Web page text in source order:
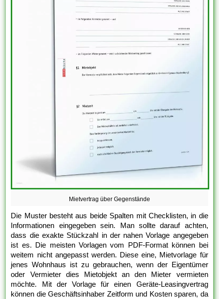
Mietvertrag über Gegenstände
Die Muster besteht aus beide Spalten mit Checklisten, in die
Informationen eingegeben sein. Man sollte darauf achten,
dass die exakte Stückzahl in der nahen Vorlage angegeben
ist es. Die meisten Vorlagen vom PDF-Format können bei
weitem nicht angepasst werden. Diese eine, Mietvorlage für
jenes Wohnhaus ist zu gebrauchen, wenn der Eigentümer
oder Vermieter dies Mietobjekt an den Mieter vermieten
möchte. Mit der Vorlage für einen Geräte-Leasingvertrag
können die Geschäftsinhaber Zeitform und Kosten sparen, da